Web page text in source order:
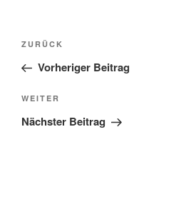
Beitragsnavigation
Vorheriger
Beitrag
ZURÜCK
Vorheriger Beitrag
Nächster
Beitrag
WEITER
Nächster Beitrag